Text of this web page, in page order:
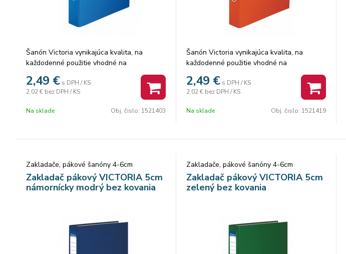
Šanón Victoria vynikajúca kvalita, na
každodenné použitie vhodné na
uchovávanie dokumentov A4 bez spodného
kovania, chráni nábytok zvonka PVC
povrch, zvnútra kartón v 11 farbách
otvorom
2,49 € s DPH / KS
2,02 € bez DPH / KS
Na sklade Obj. čislo: 1521403
Šanón Victoria vynikajúca kvalita, na
každodenné použitie vhodné na
uchovávanie dokumentov A4 bez spodného
kovania, chráni nábytok zvonka PVC
povrch, zvnútra kartón v 11 farbách
otvorom
2,49 € s DPH / KS
2,02 € bez DPH / KS
Na sklade Obj. čislo: 1521419
Zakladače, pákové šanóny 4-6cm
Zakladač pákový VICTORIA 5cm
námornícky modrý bez kovania
Zakladače, pákové šanóny 4-6cm
Zakladač pákový VICTORIA 5cm
zelený bez kovania